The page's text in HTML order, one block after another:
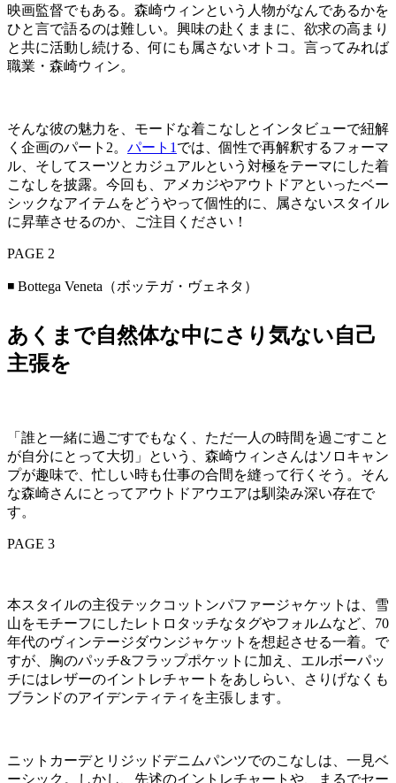
映画監督でもある。森崎ウィンという人物がなんであるかを
ひと言で語るのは難しい。興味の赴くままに、欲求の高まり
と共に活動し続ける、何にも属さないオトコ。言ってみれば
職業・森崎ウィン。
そんな彼の魅力を、モードな着こなしとインタビューで紐解
く企画のパート2。 パート1 では、個性で再解釈するフォーマ
ル、そしてスーツとカジュアルという対極をテーマにした着
こなしを披露。今回も、アメカジやアウトドアといったベー
シックなアイテムをどうやって個性的に、属さないスタイル
に昇華させるのか、ご注目ください！
PAGE 2
◾️ Bottega Veneta（ボッテガ・ヴェネタ）
あくまで自然体な中にさり気ない自己
主張を
「誰と一緒に過ごすでもなく、ただ一人の時間を過ごすこと
が自分にとって大切」という、森崎ウィンさんはソロキャン
プが趣味で、忙しい時も仕事の合間を縫って行くそう。そん
な森崎さんにとってアウトドアウエアは馴染み深い存在で
す。
PAGE 3
本スタイルの主役テックコットンパファージャケットは、雪
山をモチーフにしたレトロタッチなタグやフォルムなど、70
年代のヴィンテージダウンジャケットを想起させる一着。で
すが、胸のパッチ&フラップポケットに加え、エルボーパッ
チにはレザーのイントレチャートをあしらい、さりげなくも
ブランドのアイデンティティを主張します。
ニットカーデとリジッドデニムパンツでのこなしは、一見ベ
ーシック。しかし、先述のイントレチャートや、まるでセー